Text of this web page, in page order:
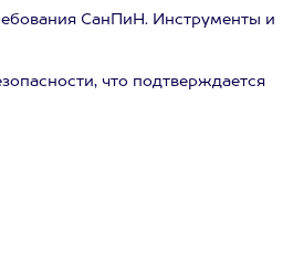
СанПиН. Инструменты и
что подтверждается